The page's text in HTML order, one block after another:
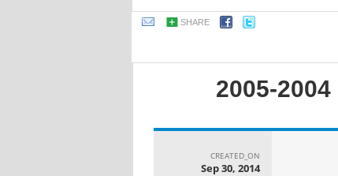
SHARE
CREATED_ON
Sep 30, 2014